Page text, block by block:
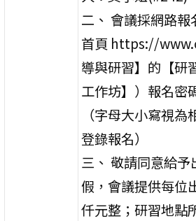
二、 會議採網路
首頁 https://
導與研習】的【研
工作坊】）報名密
（字母大小寫視
登錄報名）
三、 敬請同意給予
假，會議提供每位
仟元整；研習地點